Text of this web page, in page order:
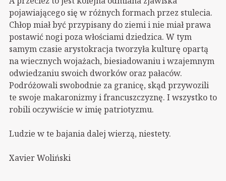
pojawiającego się w różnych formach przez stulecia.
Chłop miał być przypisany do ziemi i nie miał prawa
postawić nogi poza włościami dziedzica. W tym
samym czasie arystokracja tworzyła kulturę opartą
na wiecznych wojażach, biesiadowaniu i wzajemnym
odwiedzaniu swoich dworków oraz pałaców.
Podróżowali swobodnie za granicę, skąd przywozili
te swoje makaronizmy i francuszczyznę. I wszystko to
robili oczywiście w imię patriotyzmu.
Ludzie w te bajania dalej wierzą, niestety.
Xavier Woliński